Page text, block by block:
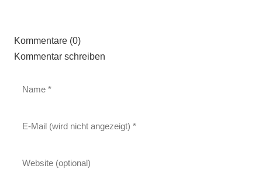
Kommentare (0)
Kommentar schreiben